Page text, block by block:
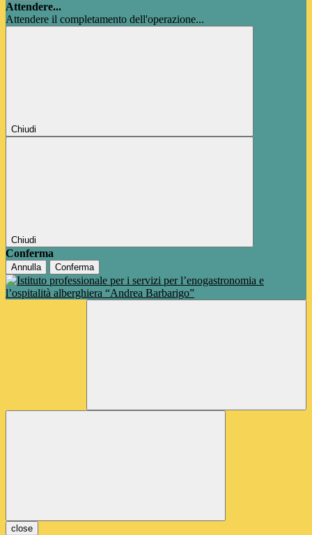
Attendere...
Attendere il completamento dell'operazione...
Chiudi
Chiudi
Conferma
Annulla Conferma
close